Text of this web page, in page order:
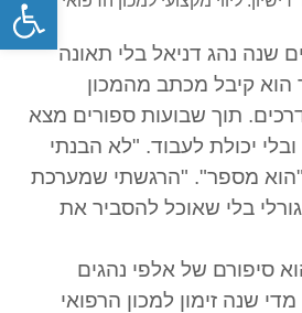
שנה נהג דניאל בלי תאונה
קיבל מכתב מהמכון
תוך שבועות ספורים מצא
ובלי יכולת לעבוד. "לא הבנתי
"הוא מספר". "הרגשתי שמערכת
בלי שאוכל להסביר את
סיפורם של אלפי נהגים
שנה זימון למכון הרפואי